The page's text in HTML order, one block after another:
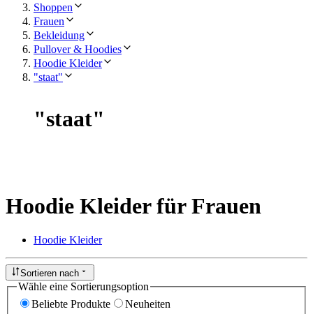
Shoppen
Frauen
Bekleidung
Pullover & Hoodies
Hoodie Kleider
"staat"
"staat"
Hoodie Kleider für Frauen
Hoodie Kleider
Sortieren nach
Wähle eine Sortierungsoption
Beliebte Produkte
Neuheiten